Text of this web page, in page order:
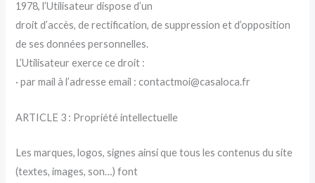
1978, l’Utilisateur dispose d’un
droit d’accès, de rectification, de suppression et d’opposition
de ses données personnelles.
L’Utilisateur exerce ce droit :
· par mail à l’adresse email : contactmoi@casaloca.fr
ARTICLE 3 : Propriété intellectuelle
Les marques, logos, signes ainsi que tous les contenus du site
(textes, images, son…) font